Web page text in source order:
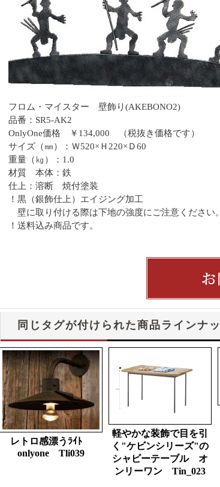
フロム・マイスター 壁飾り(AKEBONO2)
品番：SR5-AK2
OnlyOne価格 ￥134,000 （税抜き価格です）
サイズ（㎜）：Ｗ520×Ｈ220×Ｄ60
重量（㎏）：1.0
材質 本体：鉄
仕上：溶断 焼付塗装
！黒（銀飾仕上）エイジング加工
壁に取り付ける際は下地の強度にご注意ください。
！送料込み商品です。
同じタグが付けられた商品ラインナ
レトロ感漂うﾗｲﾄ
onlyone Tli039
軽やかな装飾で目を引
く"ケビンシリーズ"の
シャビーテーブル オ
ンリーワン Tin_023